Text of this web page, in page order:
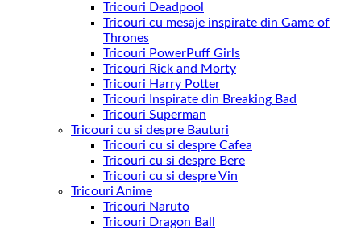
Tricouri Deadpool
Tricouri cu mesaje inspirate din Game of
Thrones
Tricouri PowerPuff Girls
Tricouri Rick and Morty
Tricouri Harry Potter
Tricouri Inspirate din Breaking Bad
Tricouri Superman
Tricouri cu si despre Bauturi
Tricouri cu si despre Cafea
Tricouri cu si despre Bere
Tricouri cu si despre Vin
Tricouri Anime
Tricouri Naruto
Tricouri Dragon Ball